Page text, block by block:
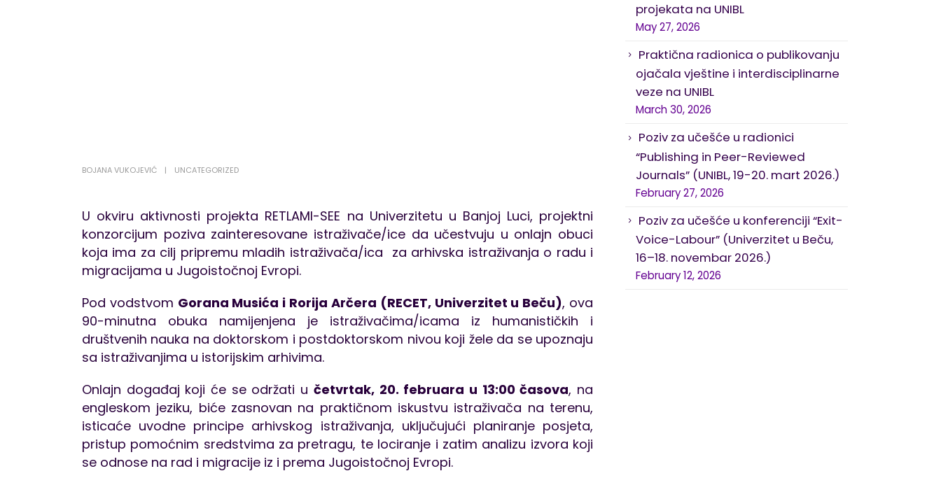
BOJANA VUKOJEVIĆ UNCATEGORIZED
U okviru aktivnosti projekta RETLAMI-SEE na Univerzitetu u Banjoj Luci, projektni
konzorcijum poziva zainteresovane istraživače/ice da učestvuju u onlajn obuci
koja ima za cilj pripremu mladih istraživača/ica za arhivska istraživanja o radu i
migracijama u Jugoistočnoj Evropi.
Pod vodstvom Gorana Musića i Rorija Arčera (RECET, Univerzitet u Beču), ova
90-minutna obuka namijenjena je istraživačima/icama iz humanističkih i
društvenih nauka na doktorskom i postdoktorskom nivou koji žele da se upoznaju
sa istraživanjima u istorijskim arhivima.
Onlajn događaj koji će se održati u četvrtak, 20. februara u 13:00 časova, na
engleskom jeziku, biće zasnovan na praktičnom iskustvu istraživača na terenu,
isticaće uvodne principe arhivskog istraživanja, uključujući planiranje posjeta,
pristup pomoćnim sredstvima za pretragu, te lociranje i zatim analizu izvora koji
se odnose na rad i migracije iz i prema Jugoistočnoj Evropi.
projekata na UNIBL
May 27, 2026
Praktična radionica o publikovanju
ojačala vještine i interdisciplinarne
veze na UNIBL
March 30, 2026
Poziv za učešće u radionici
“Publishing in Peer-Reviewed
Journals” (UNIBL, 19-20. mart 2026.)
February 27, 2026
Poziv za učešće u konferenciji “Exit-
Voice-Labour” (Univerzitet u Beču,
16–18. novembar 2026.)
February 12, 2026